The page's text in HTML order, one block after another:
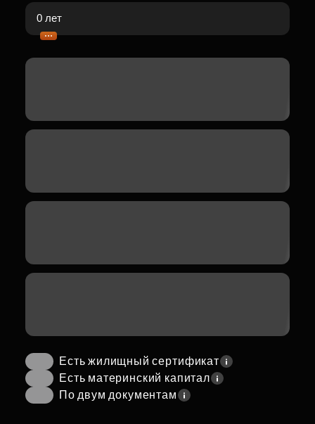
Есть жилищный сертификат
Есть материнский капитал
По двум документам